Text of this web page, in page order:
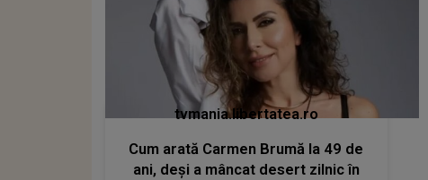
tvmania.libertatea.ro
Cum arată Carmen Brumă la 49 de
ani, deși a mâncat desert zilnic în